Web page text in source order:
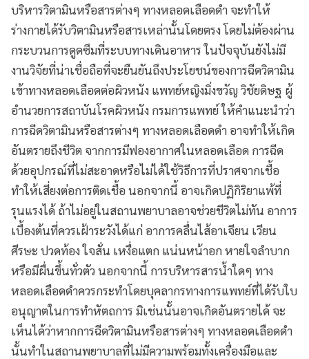
บริหารวิตามินหรือสารต่างๆ ทางหลอดเลือดดำ จะทำให้
ร่างกายได้รับวิตามินหรือสารเหล่านั้นโดยตรง โดยไม่ต้องผ่าน
กระบวนการดูดซึมที่ระบบทางเดินอาหาร ในปัจจุบันยังไม่มี
งานวิจัยที่น่าเชื่อถือที่จะยืนยันถึงประโยชน์ของการฉีดวิตามิน
เข้าทางหลอดเลือดต่อผิวหนัง แพทย์หญิงมิ่งขวัญ วิชัยดิษฐ ผู้
อำนวยการสถาบันโรคผิวหนัง กรมการแพทย์ ให้คำแนะนำว่า
การฉีดวิตามินหรือสารต่างๆ ทางหลอดเลือดดำ อาจทำให้เกิด
อันตรายถึงชีวิต จากการมีฟองอากาศในหลอดเลือด การฉีด
ด้วยอุปกรณ์ที่ไม่สะอาดหรือไม่ได้ใช้วิธีการที่ปราศจากเชื้อ
ทำให้เสี่ยงต่อการติดเชื้อ นอกจากนี้ อาจเกิดปฏิกิริยาแพ้ที่
รุนแรงได้ ถ้าไม่อยู่ในสถานพยาบาลอาจช่วยชีวิตไม่ทัน อาการ
เบื้องต้นที่ควรเฝ้าระวังได้แก่ อาการคลื่นไส้อาเจียน เวียน
ศีรษะ ปวดท้อง ใจสั่น เหงื่อแตก แน่นหน้าอก หายใจลำบาก
หรือมีผื่นขึ้นทั่วตัว นอกจากนี้ การบริหารสารน้ำใดๆ ทาง
หลอดเลือดดำควรกระทำโดยบุคลากรทางการแพทย์ที่ได้รับใบ
อนุญาตในการทำหัตถการ มิเช่นนั้นอาจเกิดอันตรายได้ จะ
เห็นได้ว่าหากการฉีดวิตามินหรือสารต่างๆ ทางหลอดเลือดดำ
นั้นทำในสถานพยาบาลที่ไม่มีความพร้อมทั้งเครื่องมือและ